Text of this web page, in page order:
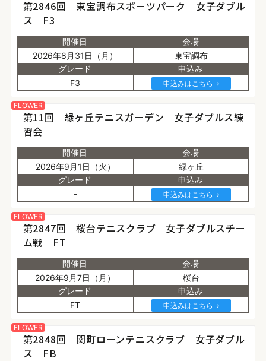
第2846回 東宝調布スポーツパーク 女子ダブル
ス F3
開催日
2026年8月31日（月）
会場
東宝調布
グレード
F3
申込み
申込みはこちら
第11回 緑ヶ丘テニスガーデン 女子ダブルス練
習会
開催日
2026年9月1日（火）
会場
緑ヶ丘
グレード
-
申込み
申込みはこちら
FLOWER
第2847回 桜台テニスクラブ 女子ダブルスチー
ム戦 FT
開催日
2026年9月7日（月）
会場
桜台
グレード
FT
申込み
申込みはこちら
FLOWER
第2848回 関町ローンテニスクラブ 女子ダブル
ス FB
FLOWER